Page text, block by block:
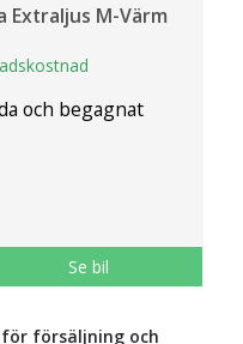
Extraljus M-Värm
och begagnat
Se bil
försäljning och